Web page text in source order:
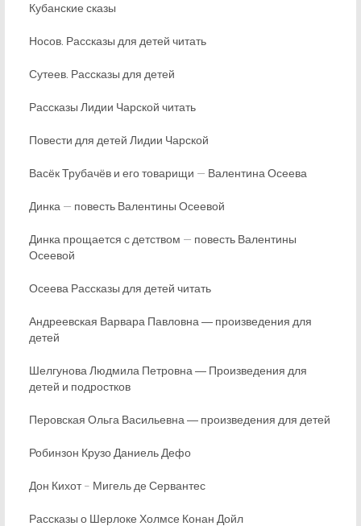
Кубанские сказы
Носов. Рассказы для детей читать
Сутеев. Рассказы для детей
Рассказы Лидии Чарской читать
Повести для детей Лидии Чарской
Васёк Трубачёв и его товарищи — Валентина Осеева
Динка — повесть Валентины Осеевой
Динка прощается с детством — повесть Валентины
Осеевой
Осеева Рассказы для детей читать
Андреевская Варвара Павловна ― произведения для
детей
Шелгунова Людмила Петровна ― Произведения для
детей и подростков
Перовская Ольга Васильевна ― произведения для детей
Робинзон Крузо Даниель Дефо
Дон Кихот – Мигель де Сервантес
Рассказы о Шерлоке Холмсе Конан Дойл